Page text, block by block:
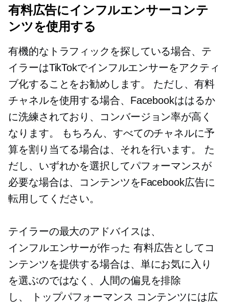
有料広告にインフルエンサーコンテ
ンツを使用する
有機的なトラフィックを探している場合、テ
イラーはTikTokでインフルエンサーをアクティ
ブ化することをお勧めします。 ただし、有料
チャネルを使用する場合、Facebookははるか
に洗練されており、コンバージョン率が高く
なります。 もちろん、すべてのチャネルに予
算を割り当てる場合は、それを行います。 た
だし、いずれかを選択してパフォーマンスが
必要な場合は、コンテンツをFacebook広告に
転用してください。
テイラーの最大のアドバイスは、
インフルエンサーが作った 有料広告としてコ
ンテンツを提供する場合は、単にお気に入り
を選ぶのではなく、人間の偏見を排除
し、
トップパフォーマンス コンテンツには広